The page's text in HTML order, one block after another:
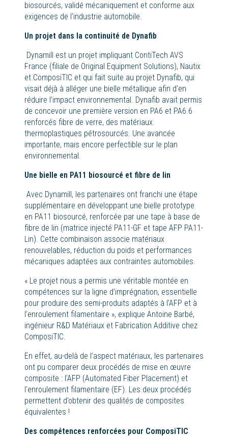
biosourcés, validé mécaniquement et conforme aux
exigences de l’industrie automobile.
Un projet dans la continuité de Dynafib
Dynamill est un projet impliquant ContiTech AVS
France (filiale de Original Equipment Solutions), Nautix
et ComposiTIC et qui fait suite au projet Dynafib, qui
visait déjà à alléger une bielle métallique afin d’en
réduire l’impact environnemental. Dynafib avait permis
de concevoir une première version en PA6 et PA6.6
renforcés fibre de verre, des matériaux
thermoplastiques pétrosourcés. Une avancée
importante, mais encore perfectible sur le plan
environnemental.
Une bielle en PA11 biosourcé et fibre de lin
Avec Dynamill, les partenaires ont franchi une étape
supplémentaire en développant une bielle prototype
en PA11 biosourcé, renforcée par une tape à base de
fibre de lin (matrice injecté PA11-GF et tape AFP PA11-
Lin). Cette combinaison associe matériaux
renouvelables, réduction du poids et performances
mécaniques adaptées aux contraintes automobiles.
« Le projet nous a permis une véritable montée en
compétences sur la ligne d’imprégnation, essentielle
pour produire des semi-produits adaptés à l’AFP et à
l’enroulement filamentaire », explique Antoine Barbé,
ingénieur R&D Matériaux et Fabrication Additive chez
ComposiTIC.
En effet, au-delà de l’aspect matériaux, les partenaires
ont pu comparer deux procédés de mise en œuvre
composite : l’AFP (Automated Fiber Placement) et
l’enroulement filamentaire (EF). Les deux procédés
permettent d’obtenir des qualités de composites
équivalentes !
Des compétences renforcées pour ComposiTIC